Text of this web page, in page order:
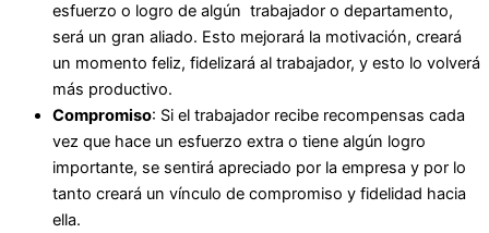
esfuerzo o logro de algún trabajador o departamento,
será un gran aliado. Esto mejorará la motivación, creará
un momento feliz, fidelizará al trabajador, y esto lo volverá
más productivo.
Compromiso: Si el trabajador recibe recompensas cada
vez que hace un esfuerzo extra o tiene algún logro
importante, se sentirá apreciado por la empresa y por lo
tanto creará un vínculo de compromiso y fidelidad hacia
ella.